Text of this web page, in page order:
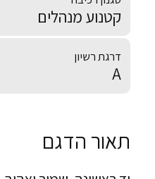
קטנוע מנהלים
דרגת רשיון
A
תאור הדגם